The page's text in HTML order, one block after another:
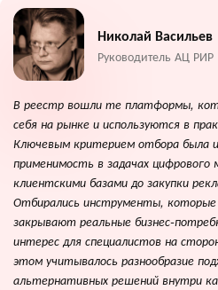
Николай Васильев
Руководитель АЦ РИР
В реестр вошли те платформы,
себя на рынке и используются в
Ключевым критерием отбора была
применимость в задачах
клиентскими базами до закупки
Отбирались инструменты,
закрывают реальные бизнес-
интерес для специалистов на
этом учитывалось разнообразие
альтернативных решений внутри